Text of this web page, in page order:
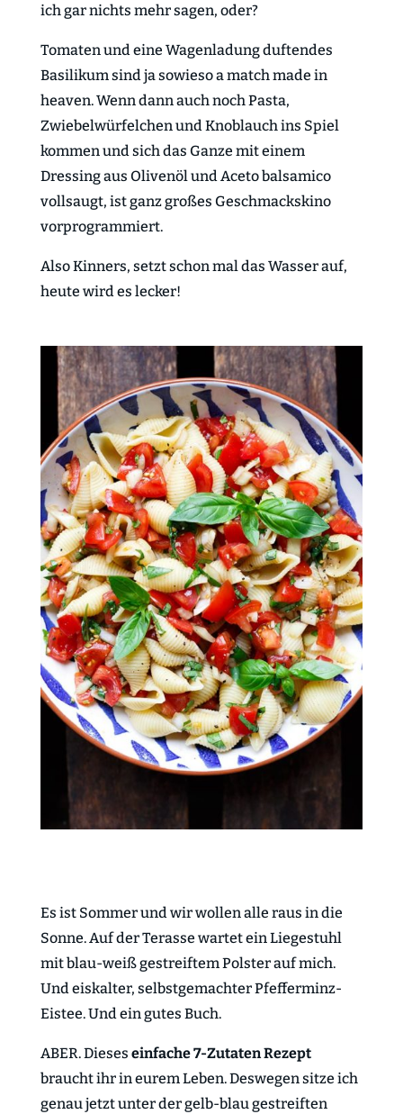
ich gar nichts mehr sagen, oder?
Tomaten und eine Wagenladung duftendes
Basilikum sind ja sowieso a match made in
heaven. Wenn dann auch noch Pasta,
Zwiebelwürfelchen und Knoblauch ins Spiel
kommen und sich das Ganze mit einem
Dressing aus Olivenöl und Aceto balsamico
vollsaugt, ist ganz großes Geschmackskino
vorprogrammiert.
Also Kinners, setzt schon mal das Wasser auf,
heute wird es lecker!
Es ist Sommer und wir wollen alle raus in die
Sonne. Auf der Terasse wartet ein Liegestuhl
mit blau-weiß gestreiftem Polster auf mich.
Und eiskalter, selbstgemachter Pfefferminz-
Eistee. Und ein gutes Buch.
ABER. Dieses einfache 7-Zutaten Rezept
braucht ihr in eurem Leben. Deswegen sitze ich
genau jetzt unter der gelb-blau gestreiften